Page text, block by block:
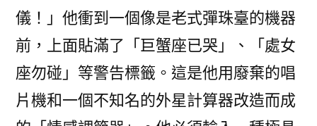
儀！」他衝到一個像是老式彈珠臺的機器
前，上面貼滿了「巨蟹座已哭」、「處女
座勿碰」等警告標籤。這是他用廢棄的唱
片機和一個不知名的外星計算器改造而成